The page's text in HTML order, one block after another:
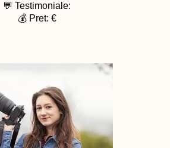
💬 Testimoniale:
💰 Pret: €